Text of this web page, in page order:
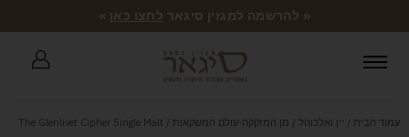
« להרשמה למגזין סיגאר לחצו כאן »
עמוד הבית / יין ואלכוהל / מן המזקקה-עולם המשקאות
/ The Glenlivet Cipher Single Malt